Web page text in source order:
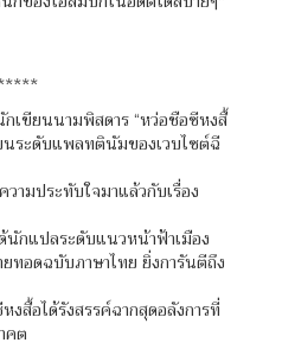
เขียนนามพิสดาร “หว่อชือซีหงสื้
ระดับแพลทตินัมของเวบไซต์ฉี
ามประทับใจมาแล้วกับเรื่อง
นักแปลระดับแนวหน้าฟ้าเมือง
ยทอดฉบับภาษาไทย ยิ่งการันตีถึง
สื้อได้รังสรรค์ฉากสุดอลังการที่
คต